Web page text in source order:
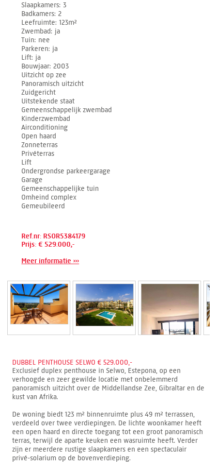
Slaapkamers 3
Badkamers 2
Leefruimte 123m²
Zwembad ja
Tuin nee
Parkeren ja
Lift ja
Bouwjaar 2003
Uitzicht op zee
Panoramisch uitzicht
Zuidgericht
Uitstekende staat
Gemeenschappelijk zwembad
Kinderzwembad
Airconditioning
Open haard
Zonneterras
Privéterras
Lift
Ondergrondse parkeergarage
Garage
Gemeenschappelijke tuin
Omheind complex
Gemeubileerd
Ref.nr: RSOR5384179
Prijs: € 529.000,-
Meer informatie ›››
DUBBEL PENTHOUSE SELWO € 529.000,-
Exclusief duplex penthouse in Selwo, Estepona, op een
verhoogde en zeer gewilde locatie met onbelemmerd
panoramisch uitzicht over de Middellandse Zee, Gibraltar en de
kust van Afrika.
De woning biedt 123 m² binnenruimte plus 49 m² terrassen,
verdeeld over twee verdiepingen. De lichte woonkamer heeft
een open haard en directe toegang tot een groot panoramisch
terras, terwijl de aparte keuken een wasruimte heeft. Verder
zijn er meerdere rustige slaapkamers en een spectaculair
privé-solarium op de bovenverdieping.